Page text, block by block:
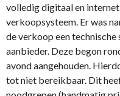
volledig digitaal en
verkoopsysteem. Er was
de verkoop een
aanbieder. Deze begon
avond aangehouden.
tot niet bereikbaar. Dit